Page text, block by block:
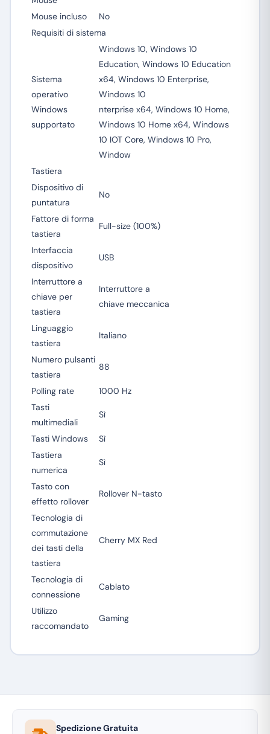
Mouse incluso
No
Requisiti di sistema
Sistema
operativo
Windows
supportato
Windows 10, Windows 10
Education, Windows 10 Education
x64, Windows 10 Enterprise,
Windows 10
nterprise x64, Windows 10 Home,
Windows 10 Home x64, Windows
10 IOT Core, Windows 10 Pro,
Window
Tastiera
Dispositivo di
puntatura
No
Fattore di forma
tastiera
Full-size (100%)
Interfaccia
dispositivo
USB
Interruttore a
chiave per
tastiera
Interruttore a
chiave meccanica
Linguaggio
tastiera
Italiano
Numero pulsanti
tastiera
88
Polling rate
1000 Hz
Tasti
multimediali
Sì
Tasti Windows
Sì
Tastiera
numerica
Sì
Tasto con
effetto rollover
Rollover N-tasto
Tecnologia di
commutazione
dei tasti della
tastiera
Cherry MX Red
Tecnologia di
connessione
Cablato
Utilizzo
raccomandato
Gaming
Spedizione Gratuita